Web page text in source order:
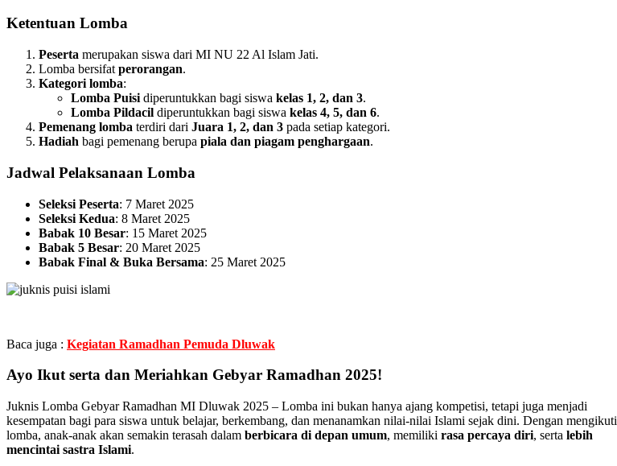
Ketentuan Lomba
Peserta merupakan siswa dari MI NU 22 Al Islam Jati.
Lomba bersifat perorangan.
Kategori lomba:
Lomba Puisi diperuntukkan bagi siswa kelas 1, 2, dan 3.
Lomba Pildacil diperuntukkan bagi siswa kelas 4, 5, dan 6.
Pemenang lomba terdiri dari Juara 1, 2, dan 3 pada setiap kategori.
Hadiah bagi pemenang berupa piala dan piagam penghargaan.
Jadwal Pelaksanaan Lomba
Seleksi Peserta: 7 Maret 2025
Seleksi Kedua: 8 Maret 2025
Babak 10 Besar: 15 Maret 2025
Babak 5 Besar: 20 Maret 2025
Babak Final & Buka Bersama: 25 Maret 2025
Baca juga : Kegiatan Ramadhan Pemuda Dluwak
Ayo Ikut serta dan Meriahkan Gebyar Ramadhan 2025!
Juknis Lomba Gebyar Ramadhan MI Dluwak 2025 – Lomba ini bukan hanya ajang kompetisi, tetapi juga menjadi
kesempatan bagi para siswa untuk belajar, berkembang, dan menanamkan nilai-nilai Islami sejak dini. Dengan mengikuti
lomba, anak-anak akan semakin terasah dalam berbicara di depan umum, memiliki rasa percaya diri, serta lebih
mencintai sastra Islami.